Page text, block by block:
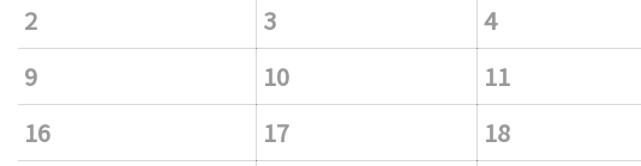
2
3 4
9
10 11
16
17 18